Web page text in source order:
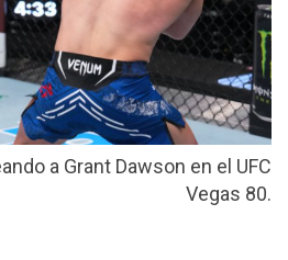
a Grant Dawson en el UFC
Vegas 80.